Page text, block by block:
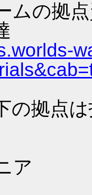
の拠
拠点
ア